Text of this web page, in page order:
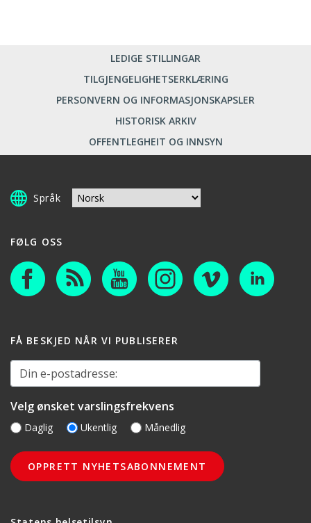
LEDIGE STILLINGAR
TILGJENGELIGHETSERKLÆRING
PERSONVERN OG INFORMASJONSKAPSLER
HISTORISK ARKIV
OFFENTLEGHEIT OG INNSYN
Språk
FØLG OSS
FÅ BESKJED NÅR VI PUBLISERER
Din e-postadresse:
Velg ønsket varslingsfrekvens
Daglig Ukentlig Månedlig